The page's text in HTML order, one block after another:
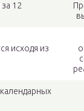
12
исходя из